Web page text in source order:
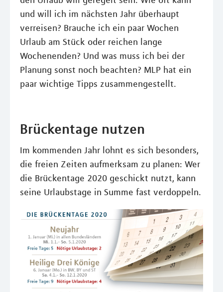
und will ich im nächsten Jahr überhaupt
verreisen? Brauche ich ein paar Wochen
Urlaub am Stück oder reichen lange
Wochenenden? Und was muss ich bei der
Planung sonst noch beachten? MLP hat ein
paar wichtige Tipps zusammengestellt.
Brückentage nutzen
Im kommenden Jahr lohnt es sich besonders,
die freien Zeiten aufmerksam zu planen: Wer
die Brückentage 2020 geschickt nutzt, kann
seine Urlaubstage in Summe fast verdoppeln.